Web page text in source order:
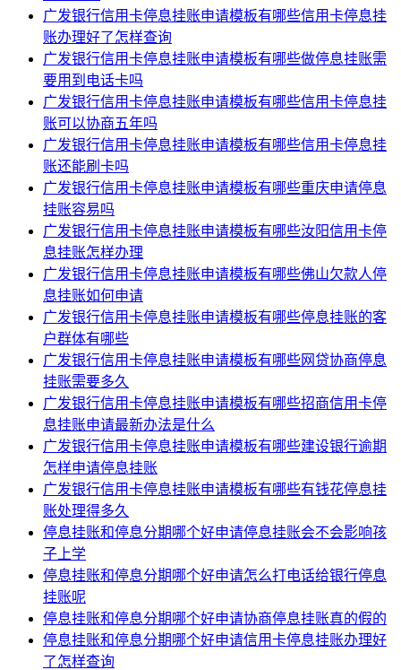
广发银行信用卡停息挂账申请模板有哪些信用卡停息挂
账办理好了怎样查询
广发银行信用卡停息挂账申请模板有哪些做停息挂账需
要用到电话卡吗
广发银行信用卡停息挂账申请模板有哪些信用卡停息挂
账可以协商五年吗
广发银行信用卡停息挂账申请模板有哪些信用卡停息挂
账还能刷卡吗
广发银行信用卡停息挂账申请模板有哪些重庆申请停息
挂账容易吗
广发银行信用卡停息挂账申请模板有哪些汝阳信用卡停
息挂账怎样办理
广发银行信用卡停息挂账申请模板有哪些佛山欠款人停
息挂账如何申请
广发银行信用卡停息挂账申请模板有哪些停息挂账的客
户群体有哪些
广发银行信用卡停息挂账申请模板有哪些网贷协商停息
挂账需要多久
广发银行信用卡停息挂账申请模板有哪些招商信用卡停
息挂账申请最新办法是什么
广发银行信用卡停息挂账申请模板有哪些建设银行逾期
怎样申请停息挂账
广发银行信用卡停息挂账申请模板有哪些有钱花停息挂
账处理得多久
停息挂账和停息分期哪个好申请停息挂账会不会影响孩
子上学
停息挂账和停息分期哪个好申请怎么打电话给银行停息
挂账呢
停息挂账和停息分期哪个好申请协商停息挂账真的假的
停息挂账和停息分期哪个好申请信用卡停息挂账办理好
了怎样查询